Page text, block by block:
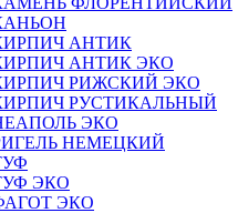
АНТИК
АНТИК ЭКО
РИЖСКИЙ ЭКО
РУСТИКАЛЬНЫЙ
ЭКО
НЕМЕЦКИЙ
ЭКО
ЭКО